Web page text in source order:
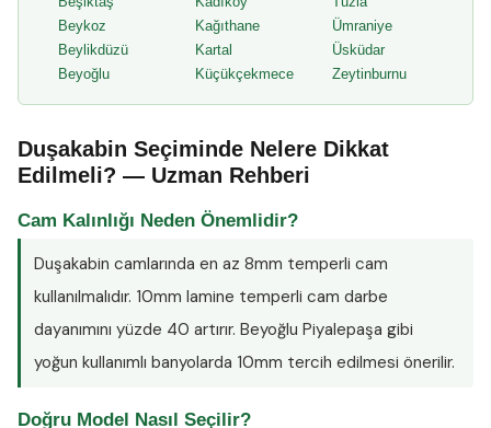
Beykoz
Beylikdüzü
Beyoğlu
Kağıthane
Kartal
Küçükçekmece
Ümraniye
Üsküdar
Zeytinburnu
Duşakabin Seçiminde Nelere Dikkat
Edilmeli? — Uzman Rehberi
Cam Kalınlığı Neden Önemlidir?
Duşakabin camlarında en az 8mm temperli cam
kullanılmalıdır. 10mm lamine temperli cam darbe
dayanımını yüzde 40 artırır. Beyoğlu Piyalepaşa gibi
yoğun kullanımlı banyolarda 10mm tercih edilmesi önerilir.
Doğru Model Nasıl Seçilir?